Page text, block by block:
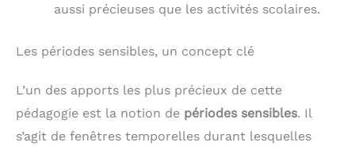
aussi précieuses que les activités scolaires.
Les périodes sensibles, un concept clé
L’un des apports les plus précieux de cette
pédagogie est la notion de périodes sensibles. Il
s’agit de fenêtres temporelles durant lesquelles